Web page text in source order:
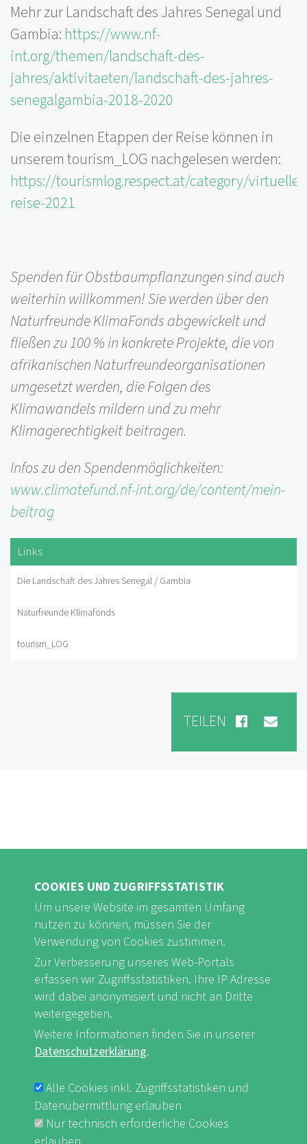
Mehr zur Landschaft des Jahres Senegal und
Gambia: https://www.nf-
int.org/themen/landschaft-des-
jahres/aktivitaeten/landschaft-des-jahres-
senegalgambia-2018-2020
Die einzelnen Etappen der Reise können in
unserem tourism_LOG nachgelesen werden:
https://tourismlog.respect.at/category/virtuelle-
reise-2021
Spenden für Obstbaumpflanzungen sind auch
weiterhin willkommen! Sie werden über den
Naturfreunde KlimaFonds abgewickelt und
fließen zu 100 % in konkrete Projekte, die von
afrikanischen Naturfreundeorganisationen
umgesetzt werden, die Folgen des
Klimawandels mildern und zu mehr
Klimagerechtigkeit beitragen.
Infos zu den Spendenmöglichkeiten:
www.climatefund.nf-int.org/de/content/mein-
beitrag
Links
Die Landschaft des Jahres Senegal / Gambia
Naturfreunde Klimafonds
tourism_LOG
TEILEN
FB Youtube Instagram
FUSSBEREICHSMENÜ
Impressum & Datenschutz nf-int.org
COOKIES UND ZUGRIFFSSTATISTIK
Um unsere Website im gesamten Umfang
nutzen zu können, müssen Sie der
Verwendung von Cookies zustimmen.
Zur Verbesserung unseres Web-Portals
erfassen wir Zugriffsstatistiken. Ihre IP Adresse
wird dabei anonymisiert und nicht an Dritte
weitergegeben.
Weitere Informationen finden Sie in unserer
Datenschutzerklärung.
Alle Cookies inkl. Zugriffsstatistiken und
Datenübermittlung erlauben
Nur technisch erforderliche Cookies